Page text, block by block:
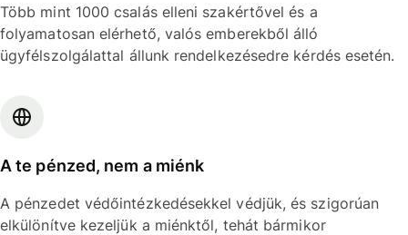
Több mint 1000 csalás elleni szakértővel és a
folyamatosan elérhető, valós emberekből álló
ügyfélszolgálattal állunk rendelkezésedre kérdés esetén.
A te pénzed, nem a miénk
A pénzedet védőintézkedésekkel védjük, és szigorúan
elkülönítve kezeljük a miénktől, tehát bármikor